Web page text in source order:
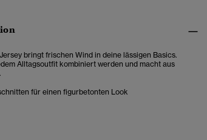
bringt frischen Wind in deine lässigen Basics.
Alltagsoutfit kombiniert werden und macht aus
für einen figurbetonten Look